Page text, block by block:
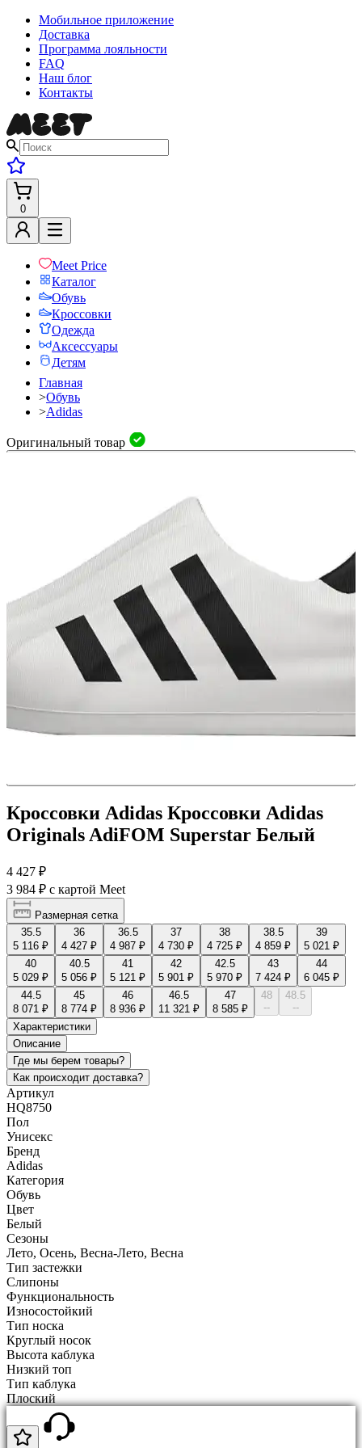
Мобильное приложение
Доставка
Программа лояльности
FAQ
Наш блог
Контакты
0
Meet Price
Каталог
Обувь
Кроссовки
Одежда
Аксессуары
Детям
Главная
>Обувь
>Adidas
Оригинальный товар
Кроссовки Adidas Кроссовки Adidas
Originals AdiFOM Superstar Белый
4 427 ₽
3 984 ₽ с картой Meet
Размерная сетка
35.5
5 116 ₽
36
4 427 ₽
36.5
4 987 ₽
37
4 730 ₽
38
4 725 ₽
38.5
4 859 ₽
39
5 021 ₽
40
5 029 ₽
40.5
5 056 ₽
41
5 121 ₽
42
5 901 ₽
42.5
5 970 ₽
43
7 424 ₽
44
6 045 ₽
44.5
8 071 ₽
45
8 774 ₽
46
8 936 ₽
46.5
11 321 ₽
47
8 585 ₽
48
--
48.5
--
Характеристики
Описание
Где мы берем товары?
Как происходит доставка?
Артикул
HQ8750
Пол
Унисекс
Бренд
Adidas
Категория
Обувь
Цвет
Белый
Сезоны
Лето, Осень, Весна-Лето, Весна
Тип застежки
Слипоны
Функциональность
Износостойкий
Тип носка
Круглый носок
Высота каблука
Низкий топ
Тип каблука
Плоский